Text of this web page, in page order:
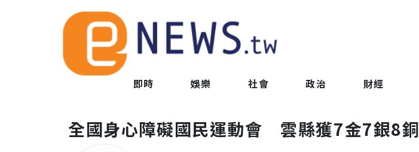
即時 娛樂 社會 政治 財經
全國身心障礙國民運動會 雲縣獲7金7銀8銅